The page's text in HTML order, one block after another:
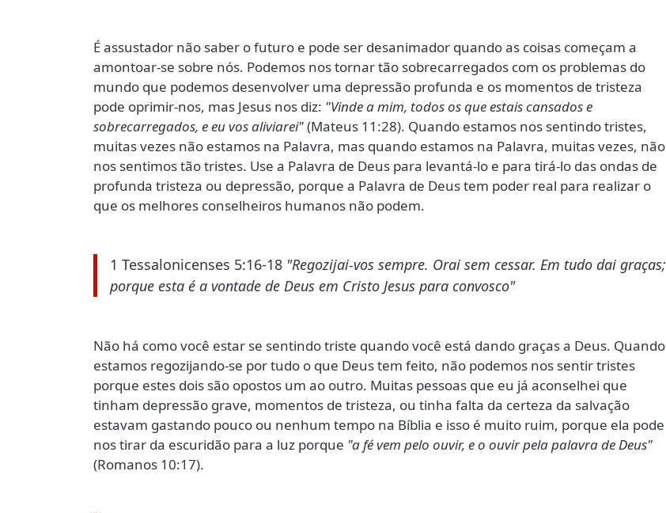
É assustador não saber o futuro e pode ser desanimador quando as coisas começam a
amontoar-se sobre nós. Podemos nos tornar tão sobrecarregados com os problemas do
mundo que podemos desenvolver uma depressão profunda e os momentos de tristeza
pode oprimir-nos, mas Jesus nos diz: "Vinde a mim, todos os que estais cansados e
sobrecarregados, e eu vos aliviarei"(Mateus 11:28). Quando estamos nos sentindo tristes,
muitas vezes não estamos na Palavra, mas quando estamos na Palavra, muitas vezes, não
nos sentimos tão tristes. Use a Palavra de Deus para levantá-lo e para tirá-lo das ondas de
profunda tristeza ou depressão, porque a Palavra de Deus tem poder real para realizar o
que os melhores conselheiros humanos não podem.
1 Tessalonicenses 5:16-18 "Regozijai-vos sempre. Orai sem cessar. Em tudo dai graças;
porque esta é a vontade de Deus em Cristo Jesus para convosco"
Não há como você estar se sentindo triste quando você está dando graças a Deus. Quando
estamos regozijando-se por tudo o que Deus tem feito, não podemos nos sentir tristes
porque estes dois são opostos um ao outro. Muitas pessoas que eu já aconselhei que
tinham depressão grave, momentos de tristeza, ou tinha falta da certeza da salvação
estavam gastando pouco ou nenhum tempo na Bíblia e isso é muito ruim, porque ela pode
nos tirar da escuridão para a luz porque "a fé vem pelo ouvir, e o ouvir pela palavra de Deus"
(Romanos 10:17).